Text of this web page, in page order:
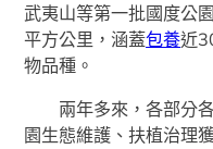
武夷山等第一批國度公
平方公里，涵蓋包養近
物品種。
兩年多來，各部分
園生態維護、扶植治理